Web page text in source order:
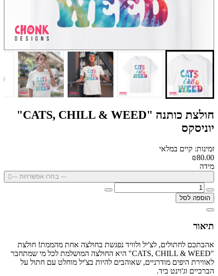
חולצת כותנה "CATS, CHILL & WEED"
יוניסקס
זמינות: קיים במלאי
₪80.00
מידה
--- בחרו אפשרויות ---
הוספה לסל
תיאור
אהבתכם לחתולים, לצ'יל ולוויד נפגשת בחולצה אחת מהממת! חולצת
"CATS, CHILL & WEED" היא החולצה המושלמת לכל מי שמתחבר
לאווירת היפים מודרניים, שאוהבים להיות בצ'יל מוחלט עם חתול על
הברכיים וג'וינט ביד.